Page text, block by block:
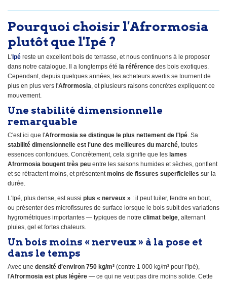
Pourquoi choisir l'Afrormosia
plutôt que l'Ipé ?
L'Ipé reste un excellent bois de terrasse, et nous continuons à le proposer
dans notre catalogue. Il a longtemps été la référence des bois exotiques.
Cependant, depuis quelques années, les acheteurs avertis se tournent de
plus en plus vers l'Afrormosia , et plusieurs raisons concrètes expliquent ce
mouvement.
Une stabilité dimensionnelle
remarquable
C'est ici que l'Afrormosia se distingue le plus nettement de l'Ipé. Sa
stabilité dimensionnelle est l'une des meilleures du marché, toutes
essences confondues. Concrètement, cela signifie que les lames
Afrormosia bougent très peu entre les saisons humides et sèches, gonflent
et se rétractent moins, et présententmoins de fissures superficielles sur la
durée.
L'Ipé, plus dense, est aussi plus « nerveux » : il peut tuiler, fendre en bout,
ou présenter des microfissures de surface lorsque le bois subit des variations
hygrométriques importantes — typiques de notre climat belge, alternant
pluies, gel et fortes chaleurs.
Un bois moins « nerveux » à la pose et
dans le temps
Avec une densité d'environ 750 kg/m³ (contre 1 000 kg/m³ pour l'Ipé),
l'Afrormosia est plus légère — ce qui ne veut pas dire moins solide. Cette